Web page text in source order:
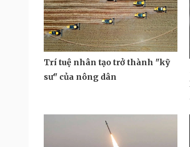
Trí tuệ nhân tạo trở thành "kỹ
sư" của nông dân